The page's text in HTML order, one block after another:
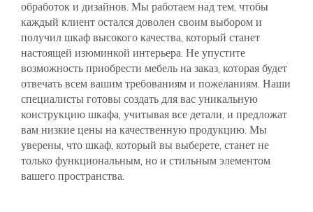
обработок и дизайнов. Мы работаем над тем, чтобы
каждый клиент остался доволен своим выбором и
получил шкаф высокого качества, который станет
настоящей изюминкой интерьера. Не упустите
возможность приобрести мебель на заказ, которая будет
отвечать всем вашим требованиям и пожеланиям. Наши
специалисты готовы создать для вас уникальную
конструкцию шкафа, учитывая все детали, и предложат
вам низкие цены на качественную продукцию. Мы
уверены, что шкаф, который вы выберете, станет не
только функциональным, но и стильным элементом
вашего пространства.